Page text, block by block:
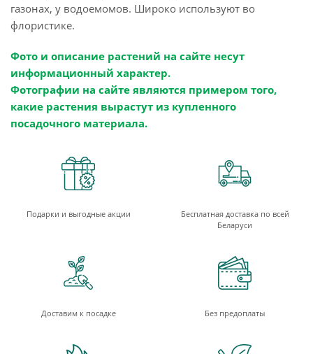
газонах, у водоемомов. Широко используют во
флористике.
Фото и описание растений на сайте несут
информационный характер.
Фотографии на сайте являются примером того,
какие растения вырастут из купленного
посадочного материала.
Подарки и выгодные акции
Бесплатная доставка по всей
Беларуси
Доставим к посадке Без предоплаты